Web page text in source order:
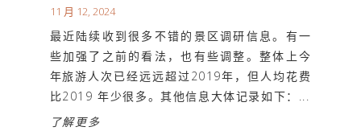
11 月 12, 2024
最近陆续收到很多不错的景区调研信息。有一
些加强了之前的看法，也有些调整。整体上今
年旅游人次已经远远超过2019年，但人均花费
比2019 年少很多。其他信息大体记录如下：...
了解更多